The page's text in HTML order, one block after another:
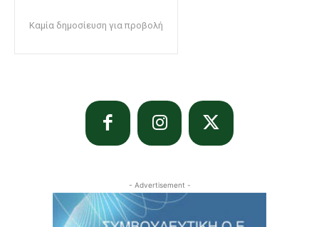
Καμία δημοσίευση για προβολή
- Advertisement -